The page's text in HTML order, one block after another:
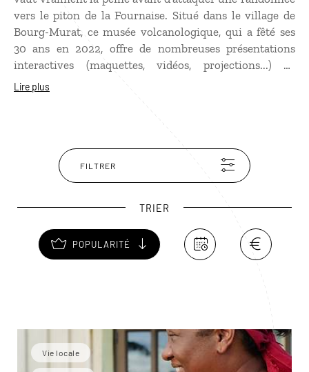
vers le piton de la Fournaise. Situé dans le village de
Bourg-Murat, ce musée volcanologique, qui a fêté ses
30 ans en 2022, offre de nombreuses présentations
interactives (maquettes, vidéos, projections...) de
grande qualité scientifique autour du thème central des
Maurice et Katia Krafft, célèbre couple de
volcanologues, disparus lors de l'éruption du mont
Unzen en 1991.
Lire plus
FILTRER
TRIER
POPULARITÉ
Vie locale